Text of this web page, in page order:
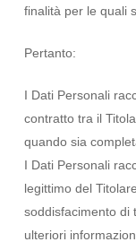
finalità per le quali
Pertanto:
I Dati Personali
contratto tra il
quando sia
I Dati Personali
legittimo del
soddisfacimento di
ulteriori